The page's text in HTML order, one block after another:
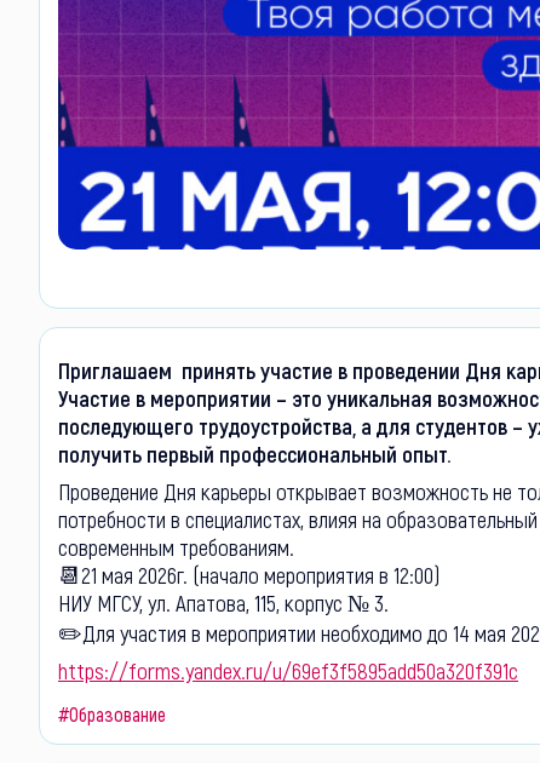
Приглашаем принять участие в
Участие в мероприятии – это уникальная
последующего трудоустройства, а для студентов
получить первый
Проведение Дня карьеры открывает возможность не
потребности в специалистах, влияя на
современным требованиям.
📆21 мая 2026г. (начало
НИУ МГСУ, ул. Апатова, 115, корпус № 3.
✏️Для участия в мероприятии необходимо до 14 мая
https://forms.yandex.ru/u/69ef3f5895add50a320f391c
#Образование